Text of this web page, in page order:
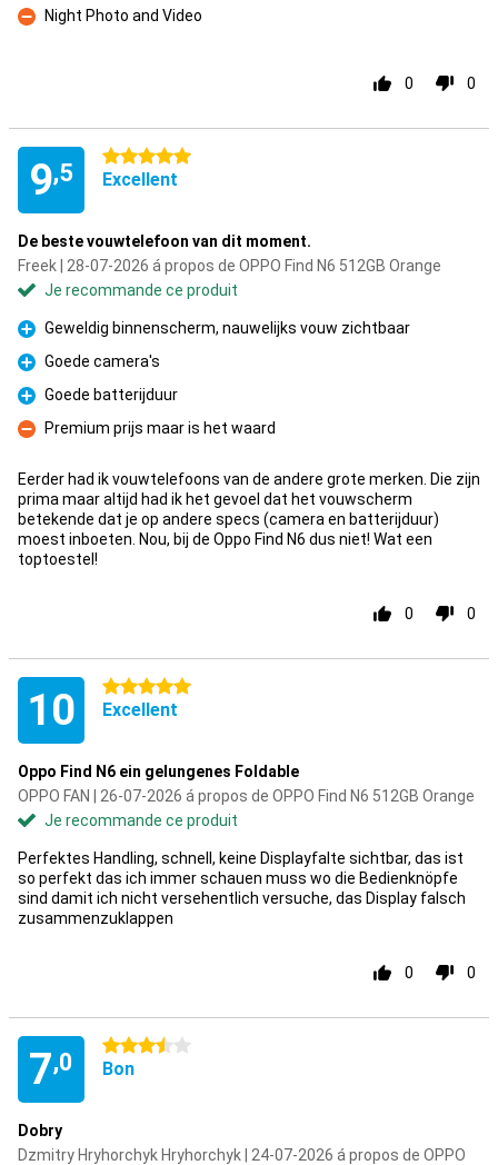
Contre
Night Photo and Video
0 0
9,5
5 étoiles
Excellent
De beste vouwtelefoon van dit moment.
Freek | 28-07-2026 á propos de OPPO Find N6 512GB Orange
Je recommande ce produit
Pour
Geweldig binnenscherm, nauwelijks vouw zichtbaar
Pour
Goede camera's
Pour
Goede batterijduur
Contre
Premium prijs maar is het waard
Eerder had ik vouwtelefoons van de andere grote merken. Die zijn
prima maar altijd had ik het gevoel dat het vouwscherm
betekende dat je op andere specs (camera en batterijduur)
moest inboeten. Nou, bij de Oppo Find N6 dus niet! Wat een
toptoestel!
0 0
10 5 étoiles
Excellent
Oppo Find N6 ein gelungenes Foldable
OPPO FAN | 26-07-2026 á propos de OPPO Find N6 512GB Orange
Je recommande ce produit
Perfektes Handling, schnell, keine Displayfalte sichtbar, das ist
so perfekt das ich immer schauen muss wo die Bedienknöpfe
sind damit ich nicht versehentlich versuche, das Display falsch
zusammenzuklappen
0 0
7,0
3.5 étoiles
Bon
Dobry
Dzmitry Hryhorchyk Hryhorchyk | 24-07-2026 á propos de OPPO